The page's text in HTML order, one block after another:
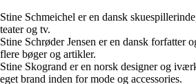
Stine Schmeichel er en dansk
teater og tv.
Stine Schrøder Jensen er en dansk forfatter
flere bøger og artikler.
Stine Skogrand er en norsk designer og
eget brand inden for mode og accessories.